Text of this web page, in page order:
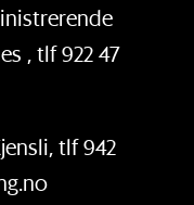
, tlf 922 47
tlf 942